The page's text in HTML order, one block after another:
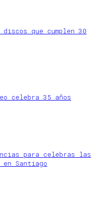
que cumplen 30
celebra 35 años
para celebras las
Santiago